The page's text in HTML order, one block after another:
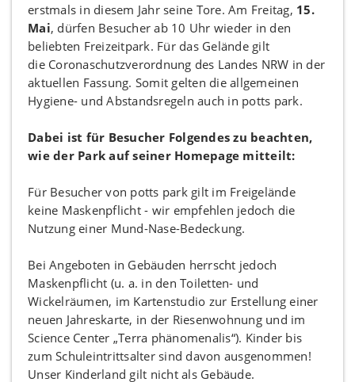
erstmals in diesem Jahr seine Tore. Am Freitag, 15.
Mai, dürfen Besucher ab 10 Uhr wieder in den
beliebten Freizeitpark. Für das Gelände gilt
die Coronaschutzverordnung des Landes NRW in der
aktuellen Fassung. Somit gelten die allgemeinen
Hygiene- und Abstandsregeln auch in potts park.
Dabei ist für Besucher Folgendes zu beachten,
wie der Park auf seiner Homepage mitteilt:
Für Besucher von potts park gilt im Freigelände
keine Maskenpflicht - wir empfehlen jedoch die
Nutzung einer Mund-Nase-Bedeckung.
Bei Angeboten in Gebäuden herrscht jedoch
Maskenpflicht (u. a. in den Toiletten- und
Wickelräumen, im Kartenstudio zur Erstellung einer
neuen Jahreskarte, in der Riesenwohnung und im
Science Center „Terra phänomenalis“). Kinder bis
zum Schuleintrittsalter sind davon ausgenommen!
Unser Kinderland gilt nicht als Gebäude.